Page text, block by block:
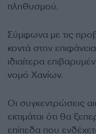
πληθυσμού.
Σύμφωνα με τις
κοντά στην
ιδιαίτερα
νομό Χανίων.
Οι συγκεντρώσεις
εκτιμάται ότι θα
επίπεδα που